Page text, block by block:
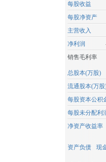
每股收益
每股净资产
主营收入
净利润
销售毛利率
总股本(万股)
流通股本(万股
每股资本公积
每股未分配利
净资产收益率
资产负债 现